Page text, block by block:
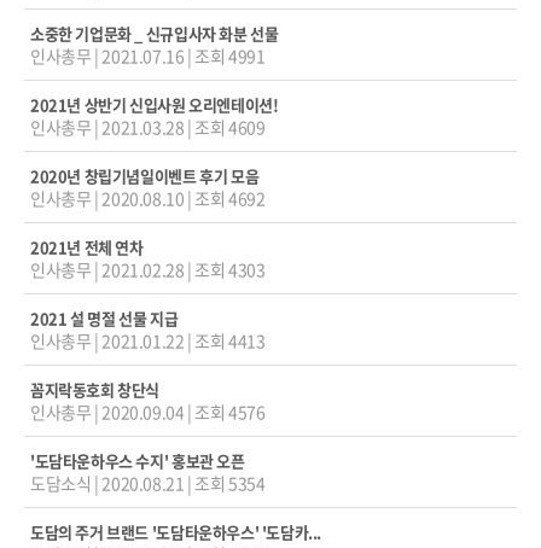
소중한 기업문화 _ 신규입사자 화분 선물
인사총무 | 2021.07.16 |조회 4991
2021년 상반기 신입사원 오리엔테이션!
인사총무 | 2021.03.28 |조회 4609
2020년 창립기념일이벤트 후기 모음
인사총무 | 2020.08.10 |조회 4692
2021년 전체 연차
인사총무 | 2021.02.28 |조회 4303
2021 설 명절 선물 지급
인사총무 | 2021.01.22 |조회 4413
꼼지락동호회 창단식
인사총무 | 2020.09.04 |조회 4576
'도담타운하우스 수지' 홍보관 오픈
도담소식 | 2020.08.21 |조회 5354
도담의 주거 브랜드 '도담타운하우스' '도담카...